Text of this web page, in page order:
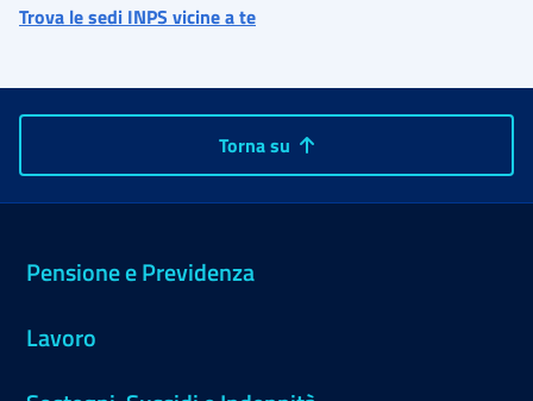
Trova le sedi INPS vicine a te
Torna su
Pensione e Previdenza
Lavoro